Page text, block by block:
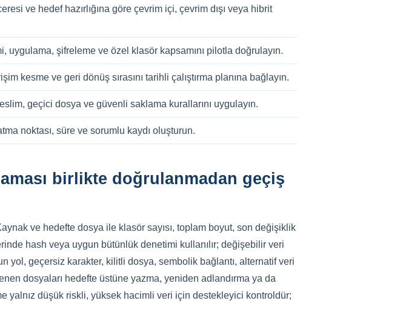
ve hedef hazırlığına göre çevrim içi, çevrim dışı veya hibrit
şifreleme ve özel klasör kapsamını pilotla doğrulayın.
kesme ve geri dönüş sırasını tarihli çalıştırma planına bağlayın.
geçici dosya ve güvenli saklama kurallarını uygulayın.
noktası, süre ve sorumlu kaydı oluşturun.
birlikte doğrulanmadan geçiş
ve hedefte dosya ile klasör sayısı, toplam boyut, son değişiklik
hash veya uygun bütünlük denetimi kullanılır; değişebilir veri
yol, geçersiz karakter, kilitli dosya, sembolik bağlantı, alternatif veri
dosyaları hedefte üstüne yazma, yeniden adlandırma ya da
yalnız düşük riskli, yüksek hacimli veri için destekleyici kontroldür;